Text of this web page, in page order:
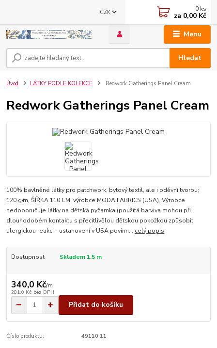
Menu
CZK
Hledat
0 ks
za 0,00 Kč
Úvod LÁTKY PODLE KOLEKCE Redwork Gatherings Panel Cream
Redwork Gatherings Panel Cream
100% bavlněné látky pro patchwork, bytový textil, ale i oděvní tvorbu;
120 g/m, ŠÍŘKA 110 CM, výrobce MODA FABRICS (USA). Výrobce
nedoporučuje látky na dětská pyžamka (použitá barviva mohou při
dlouhodobém kontaktu s přecitlivělou dětskou pokožkou způsobit
alergickou reakci - ustanovení v USA povinn... celý popis
Dostupnost Skladem 1.5 m
340,0 Kč/m
281,0 Kč bez DPH
Přidat do košíku
Číslo produktu: 49110 11